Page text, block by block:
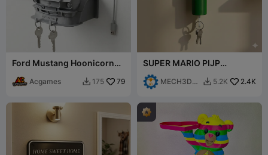
Ford Mustang Hoonicorn
Eerbetoon
Acgames  175 79
SUPER MARIO PIJP
SLEUTELHANGER - MARIO
MECH3D
 5.2K 2.4K